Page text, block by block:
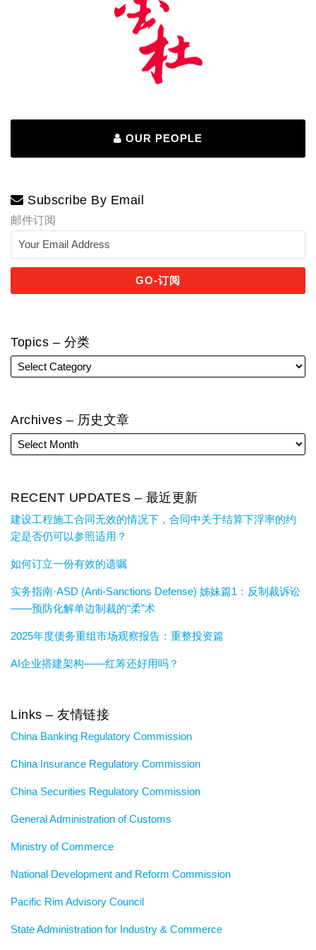
OUR PEOPLE
Subscribe By Email
邮件订阅
Topics – 分类
Archives – 历史文章
RECENT UPDATES – 最近更新
建设工程施工合同无效的情况下，合同中关于结算下浮率的约
定是否仍可以参照适用？
如何订立一份有效的遗嘱
实务指南·ASD (Anti-Sanctions Defense) 姊妹篇1：反制裁诉讼
——预防化解单边制裁的“柔”术
2025年度债务重组市场观察报告：重整投资篇
AI企业搭建架构——红筹还好用吗？
Links – 友情链接
China Banking Regulatory Commission
China Insurance Regulatory Commission
China Securities Regulatory Commission
General Administration of Customs
Ministry of Commerce
National Development and Reform Commission
Pacific Rim Advisory Council
State Administration for Industry & Commerce